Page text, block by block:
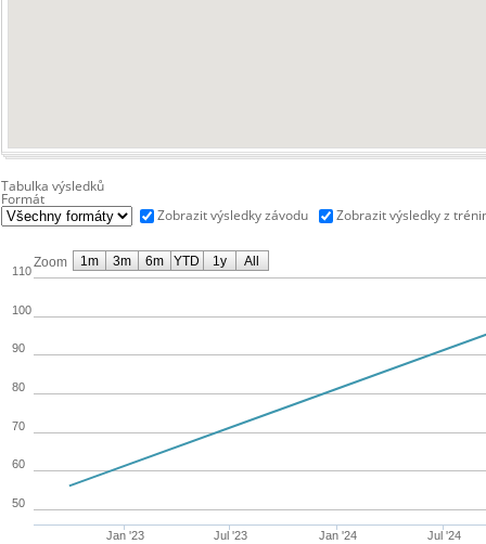
Tabulka výsledků
Formát
Zobrazit výsledky závodu
Zobrazit výsledky z
Zoom
Jan '23 Jul '23 Jan '24 Jul '24
50
60
70
80
90
100
110
1m 3m 6m YTD 1y All